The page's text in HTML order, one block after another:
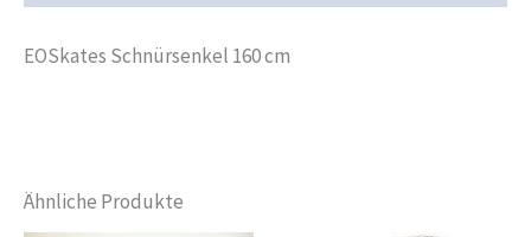
EOSkates Schnürsenkel 160 cm
Ähnliche Produkte